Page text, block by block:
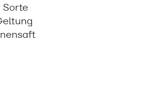
Sorte